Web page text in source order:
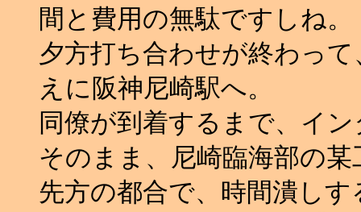
間と費用の無駄ですしね。
夕方打ち合わせが終わっ
えに阪神尼崎駅へ。
同僚が到着するまで、イ
そのまま、尼崎臨海部の
先方の都合で、時間潰し